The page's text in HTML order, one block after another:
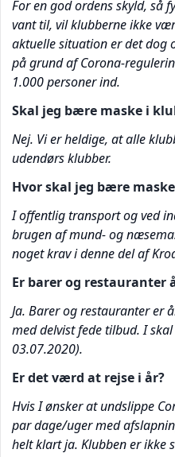
For en god ordens skyld, så
vant til, vil klubberne ikke
aktuelle situation er det dog
på grund af Corona-
1.000 personer ind.
Skal jeg bære maske i
Nej. Vi er heldige, at alle
udendørs klubber.
Hvor skal jeg bære
I offentlig transport og ved
brugen af mund- og
noget krav i denne del af
Er barer og restauranter
Ja. Barer og restauranter er
med delvist fede tilbud. I
03.07.2020).
Er det værd at rejse i år?
Hvis I ønsker at undslippe
par dage/uger med
helt klart ja. Klubben er ikke